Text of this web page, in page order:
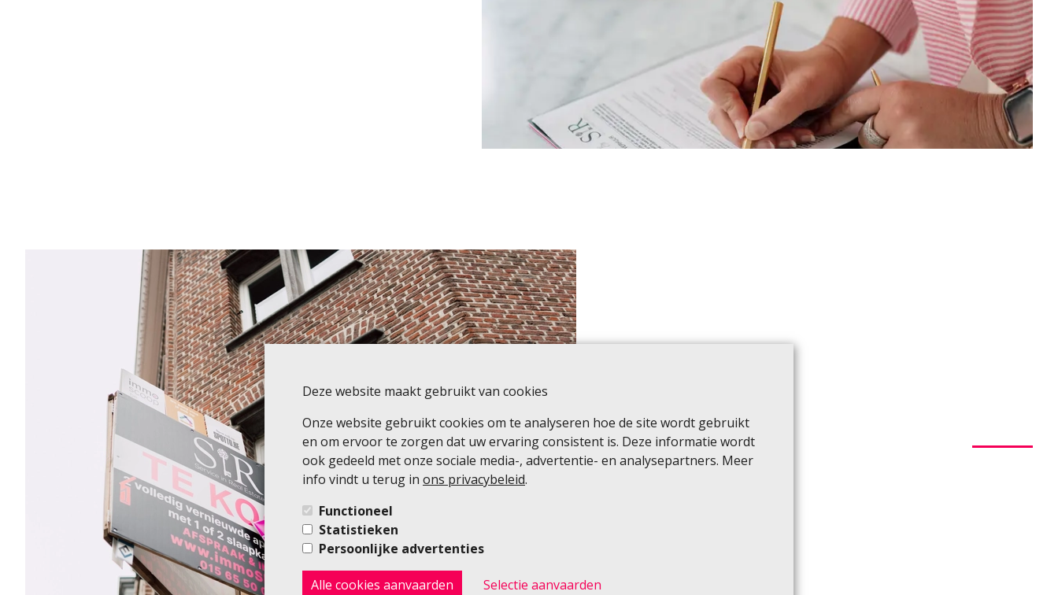
Deze website maakt gebruikt van cookies
Onze website gebruikt cookies om te analyseren hoe de site wordt gebruikt
en om ervoor te zorgen dat uw ervaring consistent is. Deze informatie wordt
ook gedeeld met onze sociale media-, advertentie- en analysepartners. Meer
info vindt u terug in ons privacybeleid.
Functioneel
Statistieken
Persoonlijke advertenties
Alle cookies aanvaarden Selectie aanvaarden